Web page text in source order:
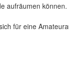
aufräumen können.
für eine